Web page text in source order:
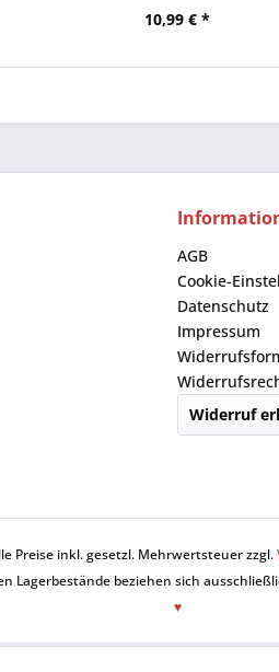
10,99 € *
AGB
Cookie-
Datenschutz
Impressum
Widerruf
Preise inkl. gesetzl. Mehrwertsteuer zzgl.
Lagerbestände beziehen sich
♥